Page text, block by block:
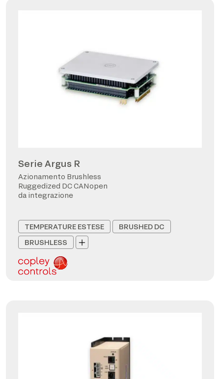
Serie Argus R
Azionamento Brushless
Ruggedized DC CANopen
da integrazione
TEMPERATURE ESTESE
BRUSHED DC
BRUSHLESS